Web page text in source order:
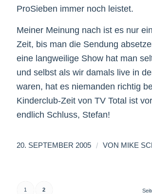
ProSieben immer noch leistet.
Meiner Meinung nach ist es nur
Zeit, bis man die Sendung
eine langweilige Show hat man
und selbst als wir damals live in
waren, hat es niemanden richtig
Kinderclub-Zeit von TV Total ist
endlich Schluss, Stefan!
20. SEPTEMBER 2005 / VON MIKE
1 2